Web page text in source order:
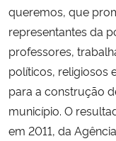
queremos, que
representantes da
professores,
políticos, religiosos
para a construção
município. O
em 2011, da